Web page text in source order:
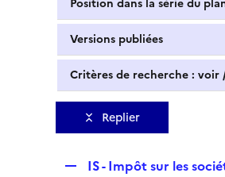
Position dans la série du
Versions publiées
Critères de recherche :
Replier
IS - Impôt sur les